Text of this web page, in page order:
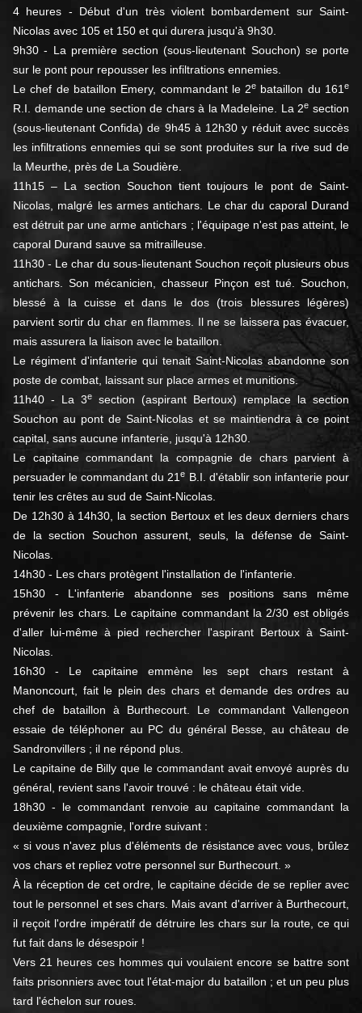
4 heures - Début d'un très violent bombardement sur Saint-
Nicolas avec 105 et 150 et qui durera jusqu'à 9h30.
9h30 - La première section (sous-lieutenant Souchon) se porte
sur le pont pour repousser les infiltrations ennemies.
Le chef de bataillon Emery, commandant le 2e bataillon du 161e
R.I. demande une section de chars à la Madeleine. La 2e section
(sous-lieutenant Confida) de 9h45 à 12h30 y réduit avec succès
les infiltrations ennemies qui se sont produites sur la rive sud de
la Meurthe, près de La Soudière.
11h15 – La section Souchon tient toujours le pont de Saint-
Nicolas, malgré les armes antichars. Le char du caporal Durand
est détruit par une arme antichars ; l'équipage n'est pas atteint, le
caporal Durand sauve sa mitrailleuse.
11h30 - Le char du sous-lieutenant Souchon reçoit plusieurs obus
antichars. Son mécanicien, chasseur Pinçon est tué. Souchon,
blessé à la cuisse et dans le dos (trois blessures légères)
parvient sortir du char en flammes. Il ne se laissera pas évacuer,
mais assurera la liaison avec le bataillon.
Le régiment d'infanterie qui tenait Saint-Nicolas abandonne son
poste de combat, laissant sur place armes et munitions.
11h40 - La 3e
section (aspirant Bertoux) remplace la section
Souchon au pont de Saint-Nicolas et se maintiendra à ce point
capital, sans aucune infanterie, jusqu'à 12h30.
Le capitaine commandant la compagnie de chars parvient à
persuader le commandant du 21e B.I. d'établir son infanterie pour
tenir les crêtes au sud de Saint-Nicolas.
De 12h30 à 14h30, la section Bertoux et les deux derniers chars
de la section Souchon assurent, seuls, la défense de Saint-
Nicolas.
14h30 - Les chars protègent l'installation de l'infanterie.
15h30 - L'infanterie abandonne ses positions sans même
prévenir les chars. Le capitaine commandant la 2/30 est obligés
d'aller lui-même à pied rechercher l'aspirant Bertoux à Saint-
Nicolas.
16h30 - Le capitaine emmène les sept chars restant à
Manoncourt, fait le plein des chars et demande des ordres au
chef de bataillon à Burthecourt. Le commandant Vallengeon
essaie de téléphoner au PC du général Besse, au château de
Sandronvillers ; il ne répond plus.
Le capitaine de Billy que le commandant avait envoyé auprès du
général, revient sans l'avoir trouvé : le château était vide.
18h30 - le commandant renvoie au capitaine commandant la
deuxième compagnie, l'ordre suivant :
« si vous n'avez plus d'éléments de résistance avec vous, brûlez
vos chars et repliez votre personnel sur Burthecourt. »
À la réception de cet ordre, le capitaine décide de se replier avec
tout le personnel et ses chars. Mais avant d'arriver à Burthecourt,
il reçoit l'ordre impératif de détruire les chars sur la route, ce qui
fut fait dans le désespoir !
Vers 21 heures ces hommes qui voulaient encore se battre sont
faits prisonniers avec tout l'état-major du bataillon ; et un peu plus
tard l'échelon sur roues.